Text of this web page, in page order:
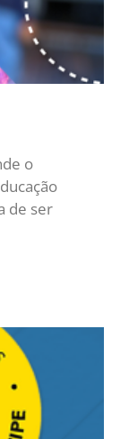
o
de ser